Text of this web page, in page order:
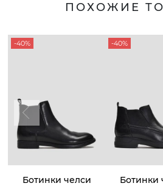
ПОХОЖИЕ
-40%
Ботинки челси
-40%
Ботинки